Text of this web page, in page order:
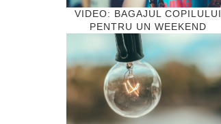
VIDEO: BAGAJUL COPILULUI
PENTRU UN WEEKEND